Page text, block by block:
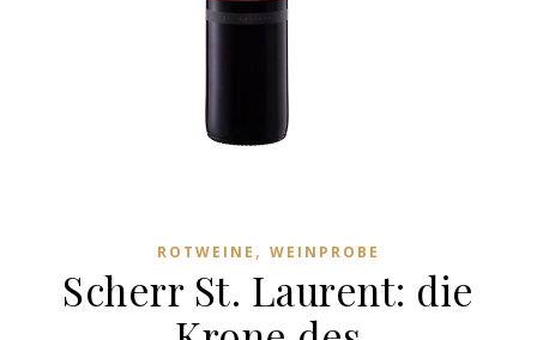
ROTWEINE , WEINPROBE
Scherr St. Laurent: die